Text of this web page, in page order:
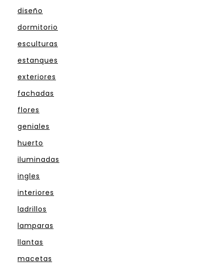
diseño
dormitorio
esculturas
estanques
exteriores
fachadas
flores
geniales
huerto
iluminadas
ingles
interiores
ladrillos
lamparas
llantas
macetas